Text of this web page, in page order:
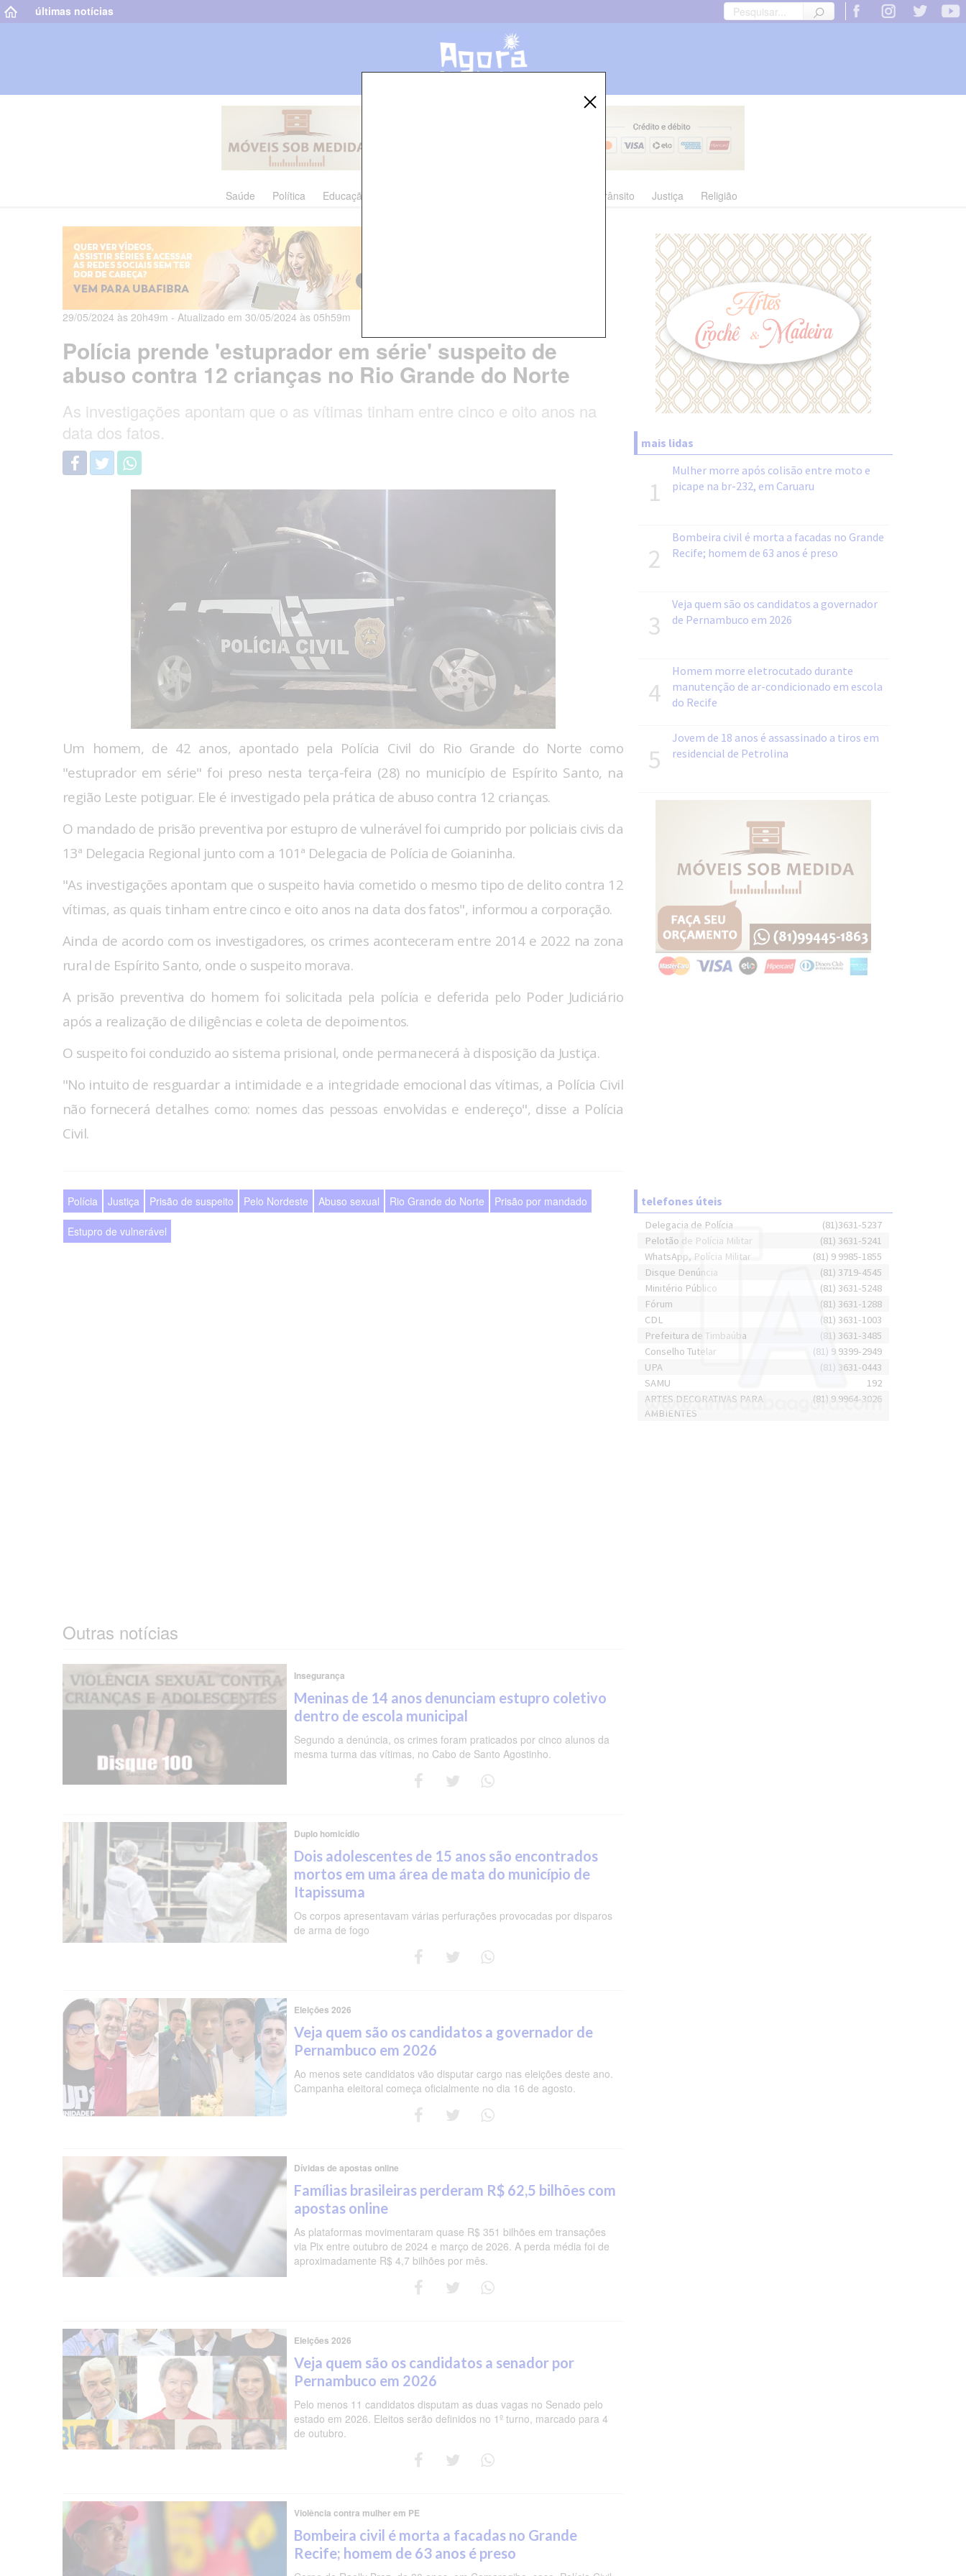
últimas notícias
Saúde Política Educação Trânsito Justiça Religião
29/05/2024 às 20h49m - Atualizado em 30/05/2024 às 05h59m
Polícia prende 'estuprador em série' suspeito de
abuso contra 12 crianças no Rio Grande do Norte
As investigações apontam que o as vítimas tinham entre cinco e oito anos na
data dos fatos.
Um homem, de 42 anos, apontado pela Polícia Civil do Rio Grande do Norte como
"estuprador em série" foi preso nesta terça-feira (28) no município de Espírito Santo, na
região Leste potiguar. Ele é investigado pela prática de abuso contra 12 crianças.
O mandado de prisão preventiva por estupro de vulnerável foi cumprido por policiais civis da
13ª Delegacia Regional junto com a 101ª Delegacia de Polícia de Goianinha.
"As investigações apontam que o suspeito havia cometido o mesmo tipo de delito contra 12
vítimas, as quais tinham entre cinco e oito anos na data dos fatos", informou a corporação.
Ainda de acordo com os investigadores, os crimes aconteceram entre 2014 e 2022 na zona
rural de Espírito Santo, onde o suspeito morava.
A prisão preventiva do homem foi solicitada pela polícia e deferida pelo Poder Judiciário
após a realização de diligências e coleta de depoimentos.
O suspeito foi conduzido ao sistema prisional, onde permanecerá à disposição da Justiça.
"No intuito de resguardar a intimidade e a integridade emocional das vítimas, a Polícia Civil
não fornecerá detalhes como: nomes das pessoas envolvidas e endereço", disse a Polícia
Civil.
Polícia Justiça Prisão de suspeito Pelo Nordeste Abuso sexual Rio Grande do Norte Prisão por mandado
Estupro de vulnerável
Outras notícias
Insegurança
Meninas de 14 anos denunciam estupro coletivo
dentro de escola municipal
Segundo a denúncia, os crimes foram praticados por cinco alunos da
mesma turma das vítimas, no Cabo de Santo Agostinho.
Duplo homicídio
Dois adolescentes de 15 anos são encontrados
mortos em uma área de mata do município de
Itapissuma
Os corpos apresentavam várias perfurações provocadas por disparos
de arma de fogo
Eleições 2026
Veja quem são os candidatos a governador de
Pernambuco em 2026
Ao menos sete candidatos vão disputar cargo nas eleições deste ano.
Campanha eleitoral começa oficialmente no dia 16 de agosto.
Dívidas de apostas online
Famílias brasileiras perderam R$ 62,5 bilhões com
apostas online
As plataformas movimentaram quase R$ 351 bilhões em transações
via Pix entre outubro de 2024 e março de 2026. A perda média foi de
aproximadamente R$ 4,7 bilhões por mês.
Eleições 2026
Veja quem são os candidatos a senador por
Pernambuco em 2026
Pelo menos 11 candidatos disputam as duas vagas no Senado pelo
estado em 2026. Eleitos serão definidos no 1º turno, marcado para 4
de outubro.
Violência contra mulher em PE
Bombeira civil é morta a facadas no Grande
Recife; homem de 63 anos é preso
mais lidas
1
Mulher morre após colisão entre moto e
picape na br-232, em Caruaru
2
Bombeira civil é morta a facadas no Grande
Recife; homem de 63 anos é preso
3
Veja quem são os candidatos a governador
de Pernambuco em 2026
4
Homem morre eletrocutado durante
manutenção de ar-condicionado em escola
do Recife
5
Jovem de 18 anos é assassinado a tiros em
residencial de Petrolina
telefones úteis
Delegacia de Polícia
(81)3631-5237
Pelotão de Polícia Militar
(81) 3631-5241
WhatsApp, Polícia Militar
(81) 9 9985-1855
Disque Denúncia
(81) 3719-4545
Minitério Público
(81) 3631-5248
Fórum
(81) 3631-1288
CDL
(81) 3631-1003
Prefeitura de Timbaúba
(81) 3631-3485
Conselho Tutelar
(81) 9 9399-2949
UPA
(81) 3631-0443
SAMU
192
ARTES DECORATIVAS PARA
AMBIENTES
(81) 9 9964-3026